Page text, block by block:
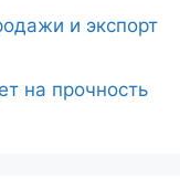
и экспорт
на прочность